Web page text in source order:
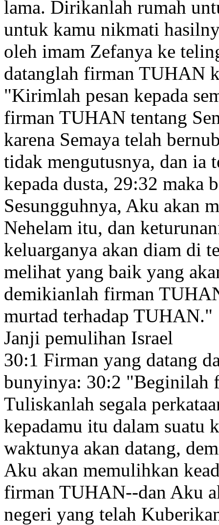
lama. Dirikanlah rumah
untuk kamu nikmati
oleh imam Zefanya ke
datanglah firman TUHAN
"Kirimlah pesan kepada
firman TUHAN tentang
karena Semaya telah
tidak mengutusnya, dan ia
kepada dusta, 29:32 maka
Sesungguhnya, Aku akan
Nehelam itu, dan
keluarganya akan diam di
melihat yang baik yang
demikianlah firman
murtad terhadap TUHAN."
Janji pemulihan Israel
30:1 Firman yang datang
bunyinya: 30:2 "Beginilah
Tuliskanlah segala
kepadamu itu dalam suatu
waktunya akan datang,
Aku akan memulihkan
firman TUHAN--dan Aku
negeri yang telah